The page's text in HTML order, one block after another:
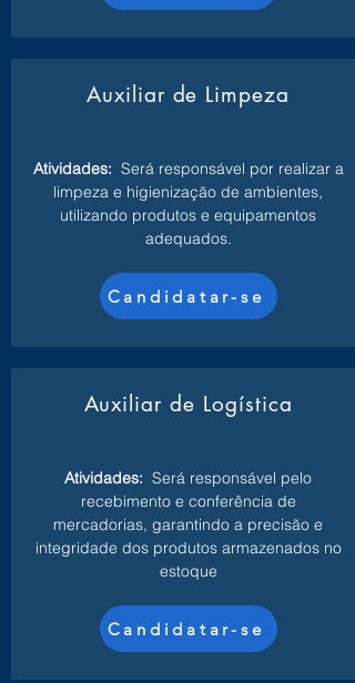
Auxiliar de Limpeza
Atividades: Será responsável por realizar a
limpeza e higienização de ambientes,
utilizando produtos e equipamentos
adequados.
Candidatar-se
Auxiliar de Logística
Atividades: Será responsável pelo
recebimento e conferência de
mercadorias, garantindo a precisão e
integridade dos produtos armazenados no
estoque
Candidatar-se